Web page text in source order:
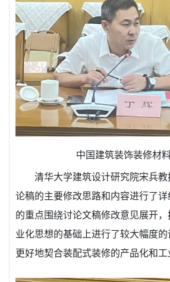
中国建筑装饰装修材
清华大学建筑设计研究院宋兵
论稿的主要修改思路和内容进行了
的重点围绕讨论文稿修改意见展开
业化思想的基础上进行了较大幅度的
更好地契合装配式装修的产品化和工